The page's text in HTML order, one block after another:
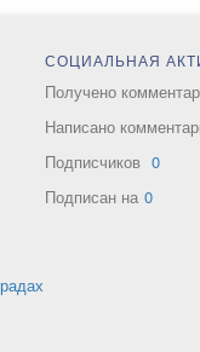
СОЦИАЛЬНАЯ
Получено
Написано
Подписчиков 0
Подписан на 0